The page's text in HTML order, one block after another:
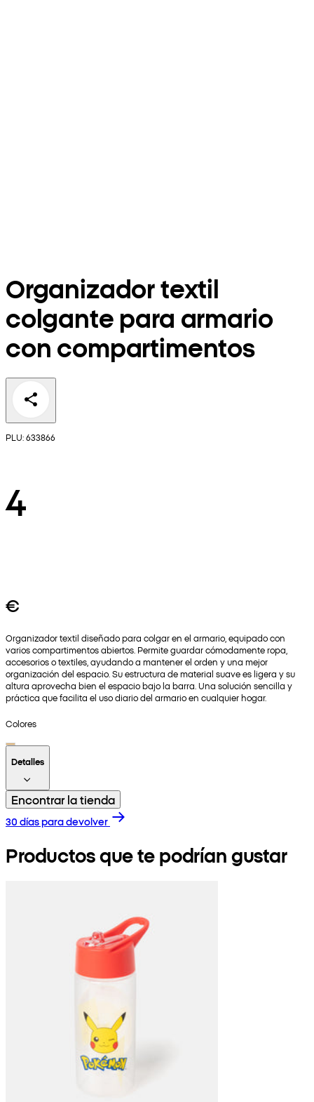
Organizador textil
colgante para armario
con compartimentos
PLU: 633866
4
€
Organizador textil diseñado para colgar en el armario, equipado con
varios compartimentos abiertos. Permite guardar cómodamente ropa,
accesorios o textiles, ayudando a mantener el orden y una mejor
organización del espacio. Su estructura de material suave es ligera y su
altura aprovecha bien el espacio bajo la barra. Una solución sencilla y
práctica que facilita el uso diario del armario en cualquier hogar.
Colores
Detalles
Encontrar la tienda
30 días para devolver
Productos que te podrían gustar